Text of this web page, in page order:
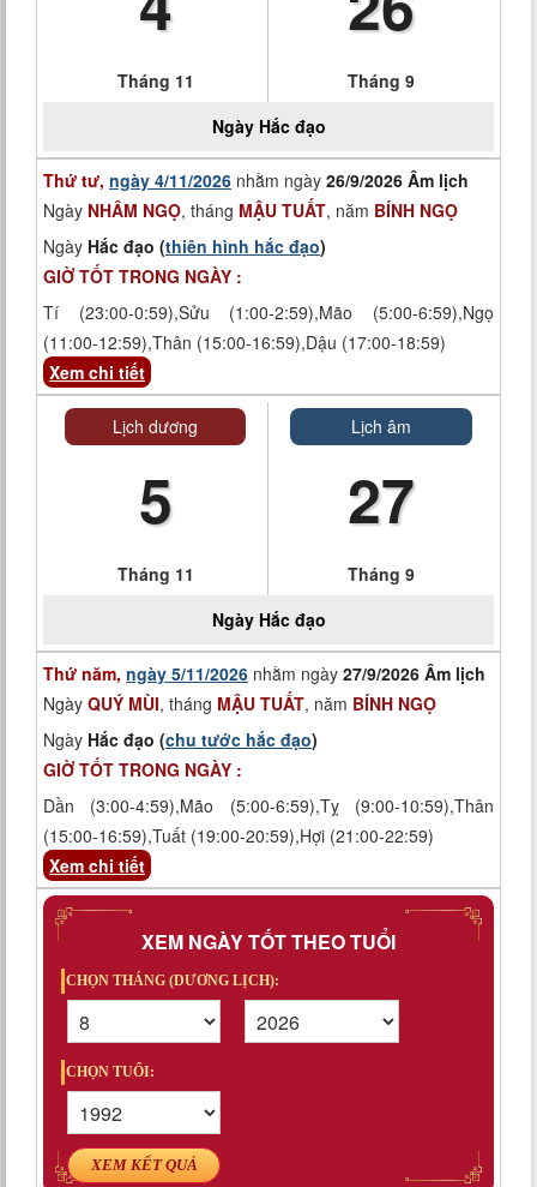
Tháng 11
Tháng 9
Ngày Hắc đạo
Thứ tư, ngày 4/11/2026 nhằm ngày 26/9/2026 Âm lịch
Ngày NHÂM NGỌ, tháng MẬU TUẤT, năm BÍNH NGỌ
Ngày Hắc đạo (thiên hình hắc đạo)
GIỜ TỐT TRONG NGÀY :
Tí (23:00-0:59),Sửu (1:00-2:59),Mão (5:00-6:59),Ngọ
(11:00-12:59),Thân (15:00-16:59),Dậu (17:00-18:59)
Xem chi tiết
Lịch dương
5
Tháng 11
Lịch âm
27
Tháng 9
Ngày Hắc đạo
Thứ năm, ngày 5/11/2026 nhằm ngày 27/9/2026 Âm lịch
Ngày QUÝ MÙI, tháng MẬU TUẤT, năm BÍNH NGỌ
Ngày Hắc đạo (chu tước hắc đạo)
GIỜ TỐT TRONG NGÀY :
Dần (3:00-4:59),Mão (5:00-6:59),Tỵ (9:00-10:59),Thân
(15:00-16:59),Tuất (19:00-20:59),Hợi (21:00-22:59)
Xem chi tiết
XEM NGÀY TỐT THEO TUỔI
CHỌN THÁNG (DƯƠNG LỊCH):
CHỌN TUỔI:
XEM KẾT QUẢ